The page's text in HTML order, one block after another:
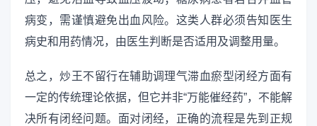
病变，需谨慎避免出血风险。这类人群必须告知医生
病史和用药情况，由医生判断是否适用及调整用量。
总之，炒王不留行在辅助调理气滞血瘀型闭经方面有
一定的传统理论依据，但它并非“万能催经药”，不能解
决所有闭经问题。面对闭经，正确的流程是先到正规